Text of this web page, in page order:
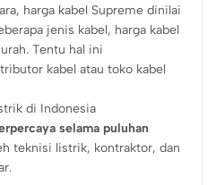
harga kabel Supreme dinilai
jenis kabel, harga kabel
Tentu hal ini
kabel atau toko kabel
di Indonesia
selama puluhan
teknisi listrik, kontraktor, dan